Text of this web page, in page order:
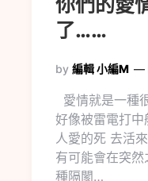
你們的愛
了……
by 編輯 小編M
愛情就是一種
好像被雷電打
人愛的死 去活
有可能會在突
種隔閡…